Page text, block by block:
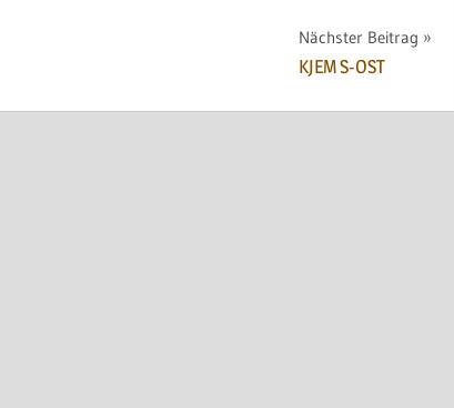
Nächster Beitrag
KJEM S-OST